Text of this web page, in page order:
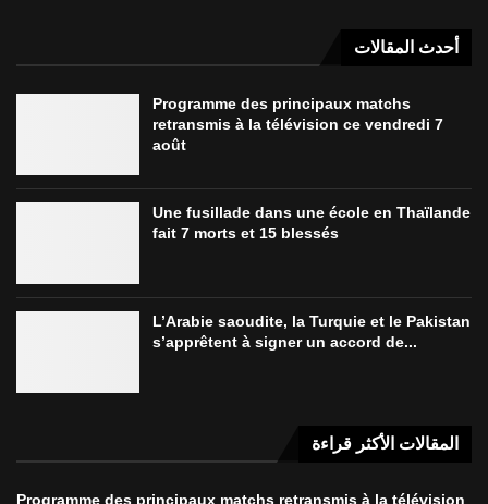
أحدث المقالات
Programme des principaux matchs
retransmis à la télévision ce vendredi 7
août
Une fusillade dans une école en Thaïlande
fait 7 morts et 15 blessés
L’Arabie saoudite, la Turquie et le Pakistan
s’apprêtent à signer un accord de...
المقالات الأكثر قراءة
Programme des principaux matchs retransmis à la télévision